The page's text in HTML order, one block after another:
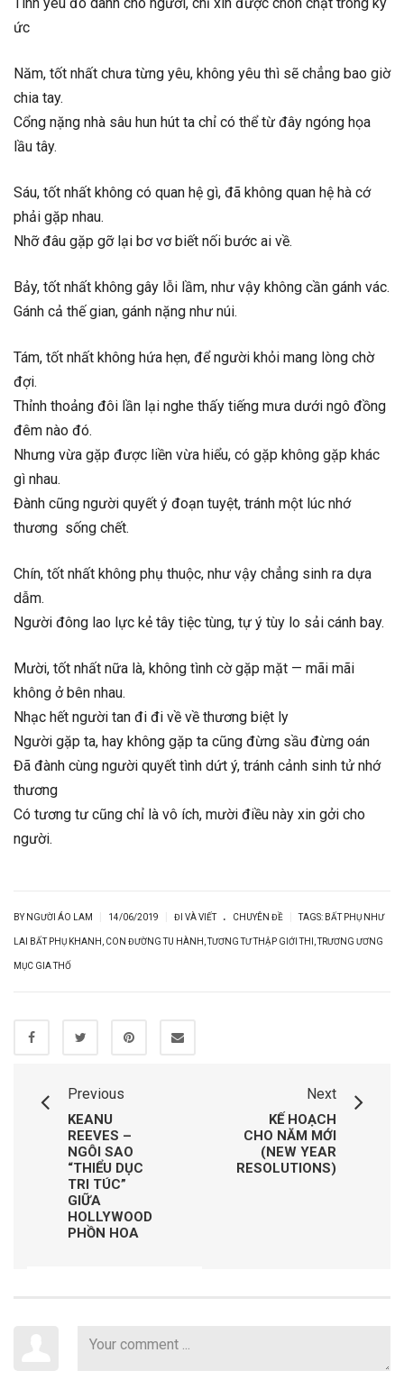
ức
Năm, tốt nhất chưa từng yêu, không yêu thì sẽ chẳng bao giờ
chia tay.
Cổng nặng nhà sâu hun hút ta chỉ có thể từ đây ngóng họa
lầu tây.
Sáu, tốt nhất không có quan hệ gì, đã không quan hệ hà cớ
phải gặp nhau.
Nhỡ đâu gặp gỡ lại bơ vơ biết nối bước ai về.
Bảy, tốt nhất không gây lỗi lầm, như vậy không cần gánh vác.
Gánh cả thế gian, gánh nặng như núi.
Tám, tốt nhất không hứa hẹn, để người khỏi mang lòng chờ
đợi.
Thỉnh thoảng đôi lần lại nghe thấy tiếng mưa dưới ngô đồng
đêm nào đó.
Nhưng vừa gặp được liền vừa hiểu, có gặp không gặp khác
gì nhau.
Đành cũng người quyết ý đoạn tuyệt, tránh một lúc nhớ
thương sống chết.
Chín, tốt nhất không phụ thuộc, như vậy chẳng sinh ra dựa
dẫm.
Người đông lao lực kẻ tây tiệc tùng, tự ý tùy lo sải cánh bay.
Mười, tốt nhất nữa là, không tình cờ gặp mặt — mãi mãi
không ở bên nhau.
Nhạc hết người tan đi đi về về thương biệt ly
Người gặp ta, hay không gặp ta cũng đừng sầu đừng oán
Đã đành cùng người quyết tình dứt ý, tránh cảnh sinh tử nhớ
thương
Có tương tư cũng chỉ là vô ích, mười điều này xin gởi cho
người.
BY NGƯỜI ÁO LAM 14/06/2019 ĐI VÀ VIẾT . CHUYÊN ĐỀ TAGS: BẤT PHỤ NHƯ
LAI BẤT PHỤ KHANH , CON ĐƯỜNG TU HÀNH ,TƯƠNG TƯ THẬP GIỚI THI ,TRƯƠNG ƯƠNG
MỤC GIA THỐ
Previous
KEANU
REEVES –
NGÔI SAO
“THIỂU DỤC
TRI TÚC”
GIỮA
HOLLYWOOD
PHỒN HOA
Next
KẾ HOẠCH
CHO NĂM MỚI
(NEW YEAR
RESOLUTIONS)